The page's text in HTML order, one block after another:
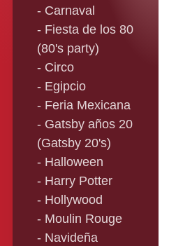
- Carnaval
- Fiesta de los 80
(80's party)
- Circo
- Egipcio
- Feria Mexicana
- Gatsby años 20
(Gatsby 20's)
- Halloween
- Harry Potter
- Hollywood
- Moulin Rouge
- Navideña